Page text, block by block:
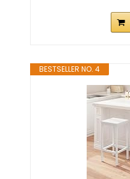
BESTSELLER NO. 4